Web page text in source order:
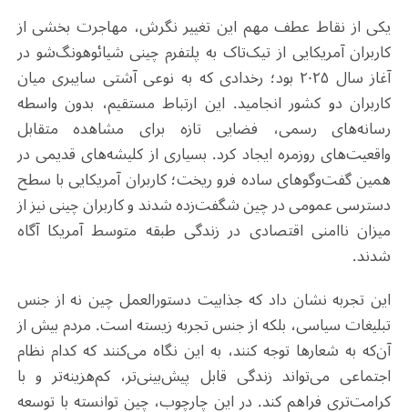
یکی از نقاط عطف مهم این تغییر نگرش، مهاجرت بخشی از
کاربران آمریکایی از تیک‌تاک به پلتفرم چینی شیائوهونگ‌شو در
آغاز سال ۲۰۲۵ بود؛ رخدادی که به نوعی آشتی سایبری میان
کاربران دو کشور انجامید. این ارتباط مستقیم، بدون واسطه
رسانه‌های رسمی، فضایی تازه برای مشاهده متقابل
واقعیت‌های روزمره ایجاد کرد. بسیاری از کلیشه‌های قدیمی در
همین گفت‌وگوهای ساده فرو ریخت؛ کاربران آمریکایی با سطح
دسترسی عمومی در چین شگفت‌زده شدند و کاربران چینی نیز از
میزان ناامنی اقتصادی در زندگی طبقه متوسط آمریکا آگاه
شدند.
این تجربه نشان داد که جذابیت دستورالعمل چین نه از جنس
تبلیغات سیاسی، بلکه از جنس تجربه زیسته است. مردم بیش از
آن‌که به شعارها توجه کنند، به این نگاه می‌کنند که کدام نظام
اجتماعی می‌تواند زندگی قابل پیش‌بینی‌تر، کم‌هزینه‌تر و با
کرامت‌تری فراهم کند. در این چارچوب، چین توانسته با توسعه